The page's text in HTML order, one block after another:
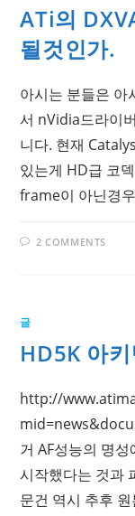
ATi의
될것인가.
아시는 분들은 아
서 nVidia드라이
니다. 현재
있는게 HD급 코
frame이 아닌경
2 COMMENTS
글
HD5K 아
http://
거 AF성능의 명
시작했다는 것과
문건 역시 추후